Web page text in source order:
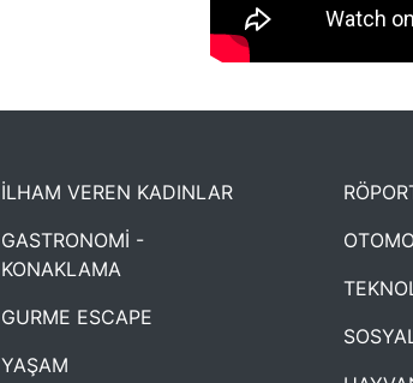
NYXmag 2. Yaş
İLHAM VEREN KADINLAR
GASTRONOMİ -
KONAKLAMA
GURME ESCAPE
YAŞAM